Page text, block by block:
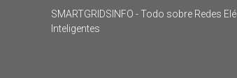
SMARTGRIDSINFO - Todo sobre Redes
Inteligentes